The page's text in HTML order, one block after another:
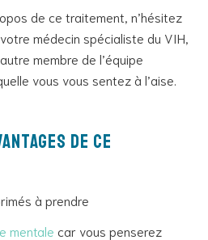
de ce traitement, n’hésitez
médecin spécialiste du VIH,
membre de l’équipe
vous vous sentez à l’aise.
de ce
à prendre
mentale car vous penserez